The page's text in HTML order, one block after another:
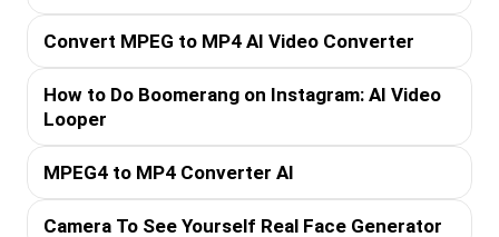
Convert MPEG to MP4 AI Video Converter
How to Do Boomerang on Instagram: AI Video
Looper
MPEG4 to MP4 Converter AI
Camera To See Yourself Real Face Generator